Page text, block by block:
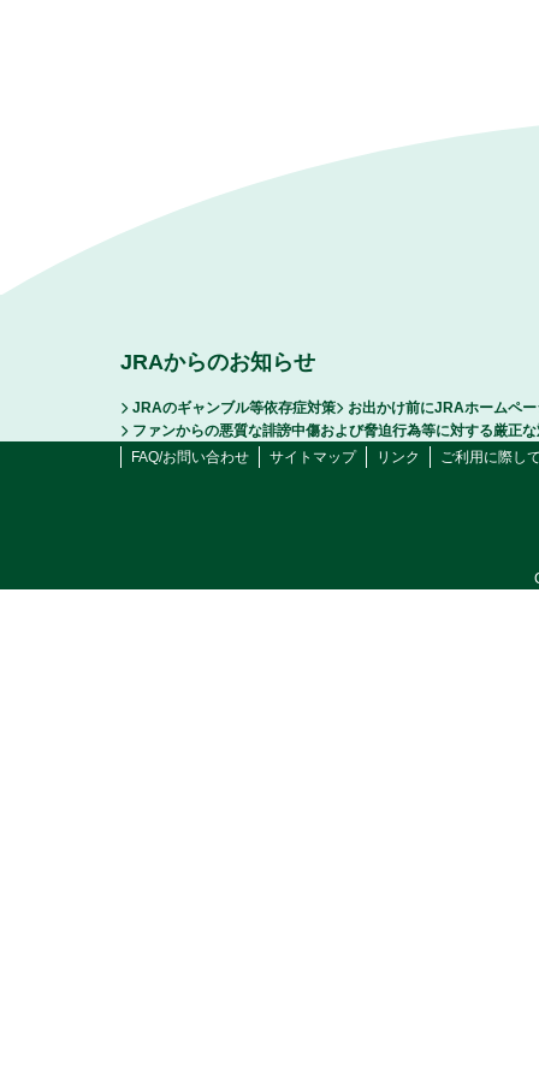
JRAからのお知らせ
JRAのギャンブル等依存症対策
お出かけ前にJRAホームペ
ファンからの悪質な誹謗中傷および脅迫行為等に対する厳正
FAQ/お問い合わせ
サイトマップ リンク ご利用に際し